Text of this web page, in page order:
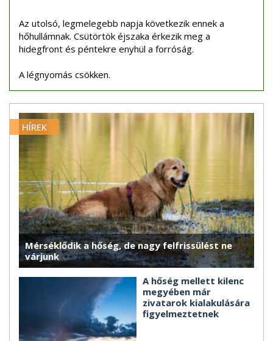
Az utolsó, legmelegebb napja következik ennek a
hőhullámnak. Csütörtök éjszaka érkezik meg a
hidegfront és péntekre enyhül a forróság.
A légnyomás csökken.
HÍREK
Mérséklődik a hőség, de nagy felfrissülést ne
várjunk
A hőség mellett kilenc
megyében már
zivatarok kialakulására
figyelmeztetnek